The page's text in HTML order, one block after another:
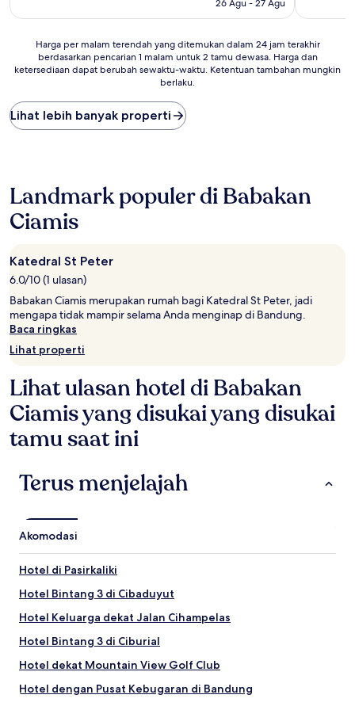
26 Agu - 27 Agu
Harga
malam
yang
ditemukan
dalam
berdasarkan
pencarian
1
malam
2
tamu
dewasa.
Harga
dan
ketersediaan
dapat
berubah
waktu.
tambahan
mungkin
berlaku.
Harga per malam terendah yang ditemukan dalam 24 jam terakhir
berdasarkan pencarian 1 malam untuk 2 tamu dewasa. Harga dan
ketersediaan dapat berubah sewaktu-waktu. Ketentuan tambahan mungkin
berlaku.
Lihat lebih banyak properti
Landmark populer di Babakan
Ciamis
Katedral St Peter
6.0/10 (1 ulasan)
Babakan Ciamis merupakan rumah bagi Katedral St Peter, jadi
mengapa tidak mampir selama Anda menginap di Bandung.
Baca ringkas
Lihat properti
Lihat ulasan hotel di Babakan
Ciamis yang disukai yang disukai
tamu saat ini
Terus menjelajah
Akomodasi
Hotel di Pasirkaliki
Hotel Bintang 3 di Cibaduyut
Hotel Keluarga dekat Jalan Cihampelas
Hotel Bintang 3 di Ciburial
Hotel dekat Mountain View Golf Club
Hotel dengan Pusat Kebugaran di Bandung